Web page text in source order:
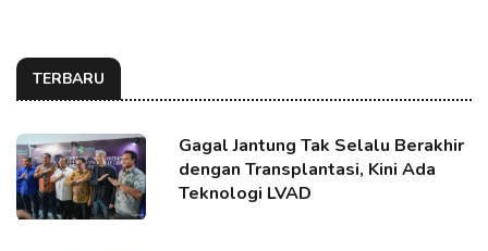
TERBARU
Gagal Jantung Tak Selalu Berakhir
dengan Transplantasi, Kini Ada
Teknologi LVAD